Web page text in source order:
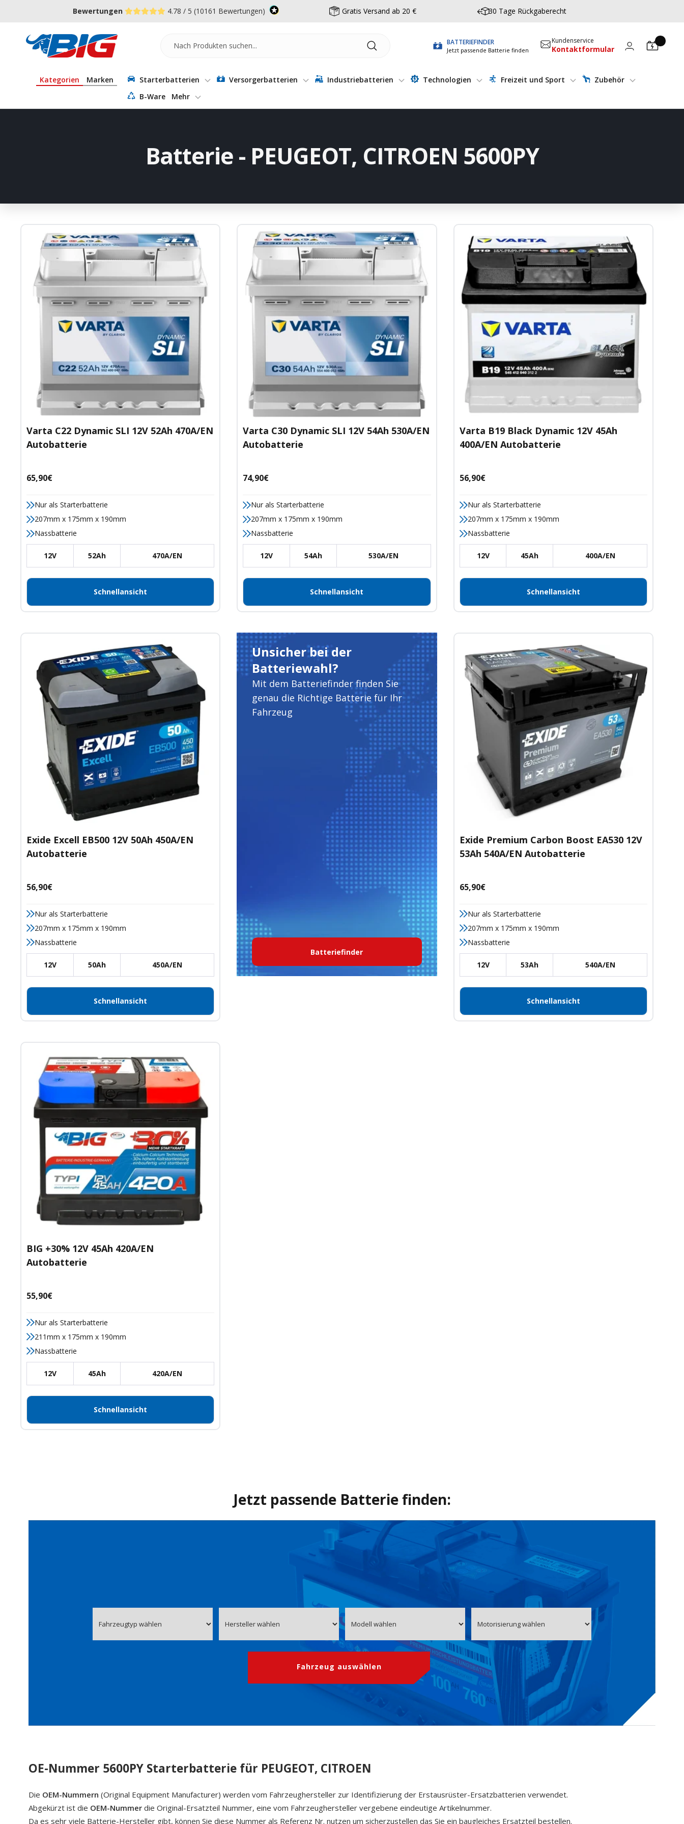
Zum Menü springen
Fußzeile springen
Barrierefreiheits-Widget öffnen
Bewertungen 4.78 / 5 (10161 Bewertungen) Gratis Versand ab 20 € 30 Tage Rückgaberecht
Batterie-
Industrie-
BATTERIEFINDER
Jetzt passende Batterie finden
Kundenservice
Kontaktformular
Kategorien Marken Starterbatterien Versorgerbatterien Industriebatterien Technologien Freizeit und Sport
Zubehör
B-Ware
Mehr
Batterie - PEUGEOT, CITROEN 5600PY
Varta C22 Dynamic SLI 12V 52Ah 470A/EN
Autobatterie
Angebotspreis
65,90€
Nur als Starterbatterie
207mm x 175mm x 190mm
Nassbatterie
12V 52Ah 470A/EN
Schnellansicht
Varta C30 Dynamic SLI 12V 54Ah 530A/EN
Autobatterie
Angebotspreis
74,90€
Nur als Starterbatterie
207mm x 175mm x 190mm
Nassbatterie
12V 54Ah 530A/EN
Schnellansicht
Varta B19 Black Dynamic 12V 45Ah
400A/EN Autobatterie
Angebotspreis
56,90€
Nur als Starterbatterie
207mm x 175mm x 190mm
Nassbatterie
12V 45Ah 400A/EN
Schnellansicht
Exide Excell EB500 12V 50Ah 450A/EN
Autobatterie
Angebotspreis
56,90€
Nur als Starterbatterie
207mm x 175mm x 190mm
Nassbatterie
12V 50Ah 450A/EN
Schnellansicht
Unsicher bei der
Batteriewahl?
Mit dem Batteriefinder finden Sie
genau die Richtige Batterie für Ihr
Fahrzeug
Batteriefinder
Exide Premium Carbon Boost EA530 12V
53Ah 540A/EN Autobatterie
Angebotspreis
65,90€
Nur als Starterbatterie
207mm x 175mm x 190mm
Nassbatterie
12V 53Ah 540A/EN
Schnellansicht
BIG +30% 12V 45Ah 420A/EN
Autobatterie
Angebotspreis
55,90€
Nur als Starterbatterie
211mm x 175mm x 190mm
Nassbatterie
12V 45Ah 420A/EN
Schnellansicht
Jetzt passende Batterie finden:
Fahrzeug auswählen
OE-Nummer 5600PY Starterbatterie für PEUGEOT, CITROEN
Die OEM-Nummern (Original Equipment Manufacturer) werden vom Fahrzeughersteller zur Identifizierung der Erstausrüster-Ersatzbatterien verwendet.
Abgekürzt ist die OEM-Nummer die Original-Ersatzteil Nummer, eine vom Fahrzeughersteller vergebene eindeutige Artikelnummer.
Da es sehr viele Batterie-Hersteller gibt, können Sie diese Nummer als Referenz Nr. nutzen um sicherzustellen das Sie ein baugleiches Ersatzteil bestellen.